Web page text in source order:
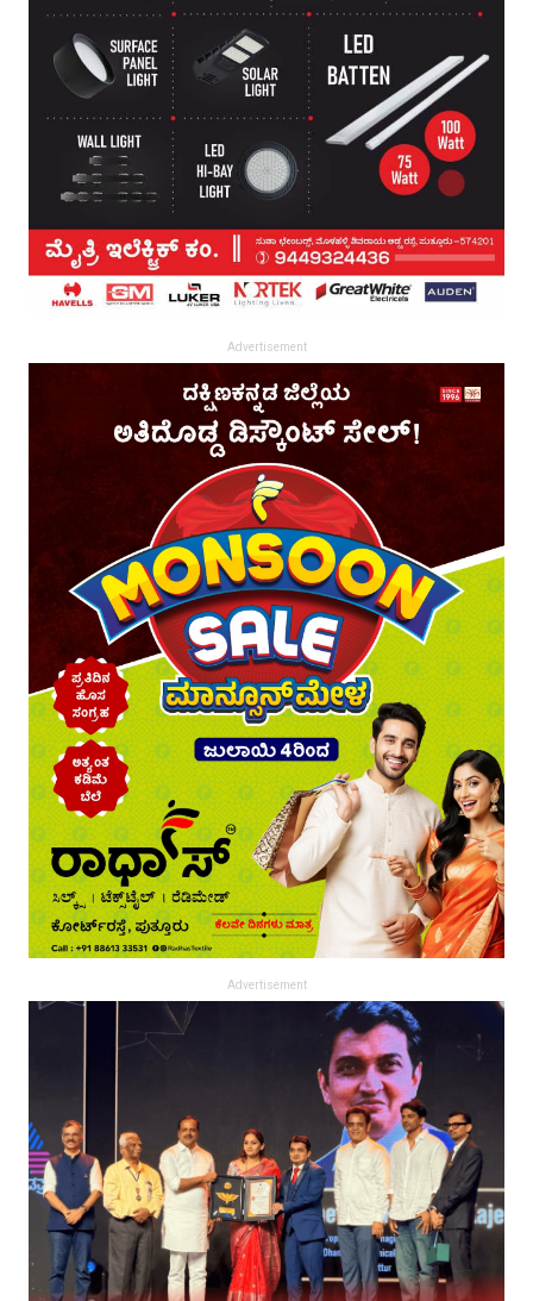
Advertisement
Advertisement